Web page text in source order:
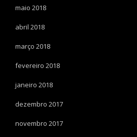
maio 2018
abril 2018
março 2018
fevereiro 2018
janeiro 2018
dezembro 2017
novembro 2017